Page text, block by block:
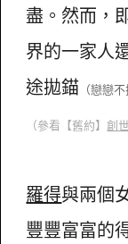
盡。然而，
界的一家人
途拋錨 （戀戀
（參看 【舊約】創
羅得與兩個
豐豐富富的